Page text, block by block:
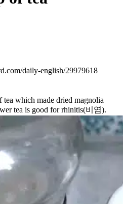
daily-english/29979618
which made dried magnolia
tea is good for rhinitis(비염).